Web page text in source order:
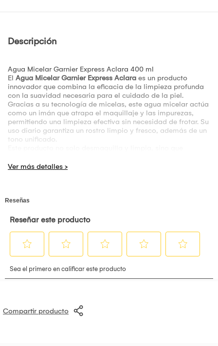
Descripción
Agua Micelar Garnier Express Aclara 400 ml
El Agua Micelar Garnier Express Aclara es un producto
innovador que combina la eficacia de la limpieza profunda
con la suavidad necesaria para el cuidado de la piel.
Gracias a su tecnología de micelas, este agua micelar actúa
como un imán que atrapa el maquillaje y las impurezas,
permitiendo una limpieza efectiva sin necesidad de frotar. Su
uso diario garantiza un rostro limpio y fresco, además de un
tono unificado.
aspecto radiante. La hidratación que proporciona se
la piel.
desarrollado este agua micelar con una fórmula suave y
compatibilidad con todo tipo de piel. Su presentación en
pote de 400 ml es ideal para el uso diario, ofreciendo una
solución práctica y accesible para el cuidado facial.
mantener su piel limpia, hidratada y con un tono uniforme,
convirtiéndose en un esencial en la rutina de belleza diaria.
Desmaquilla, limpia y unifica el tono de la piel
Hidratación prolongada hasta 4 horas
Compartir producto